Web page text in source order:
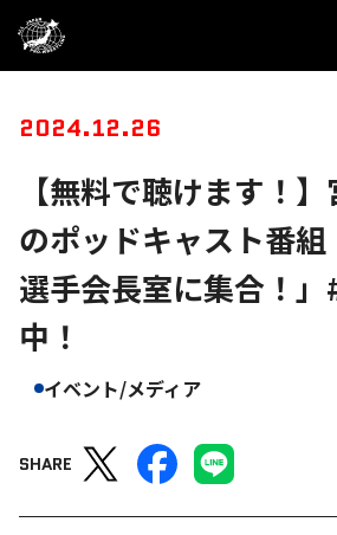
2024.12.26
【無料で聴けます！
のポッドキャスト番
選手会長室に集合！
中！
イベント/メディア
SHARE